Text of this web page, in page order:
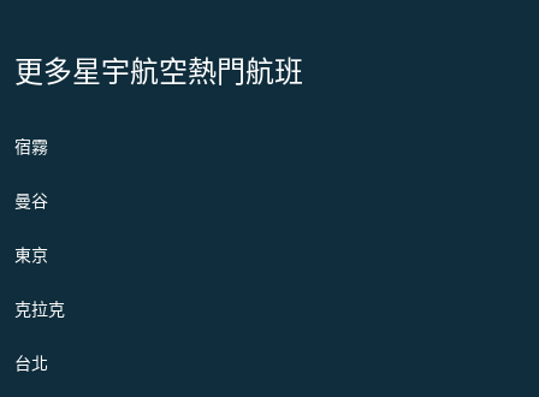
更多星宇航空熱門航班
宿霧
曼谷
東京
克拉克
台北